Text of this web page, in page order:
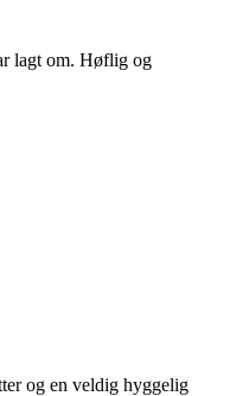
lagt om. Høflig og
og en veldig hyggelig